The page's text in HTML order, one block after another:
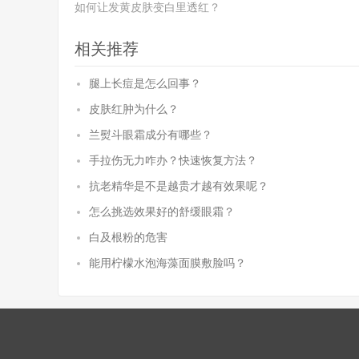
如何让发黄皮肤变白里透红？
相关推荐
腿上长痘是怎么回事？
皮肤红肿为什么？
兰熨斗眼霜成分有哪些？
手拉伤无力咋办？快速恢复方法？
抗老精华是不是越贵才越有效果呢？
怎么挑选效果好的舒缓眼霜？
白及根粉的危害
能用柠檬水泡海藻面膜敷脸吗？